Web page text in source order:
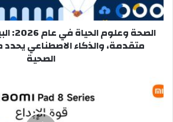
تكتسب
خبرة
متقدمة،
والذكاء
الرعاية
الصحة
متقدمة، والذكاء الاصطناعي يحدد
الصحية
شاومي
تطلق